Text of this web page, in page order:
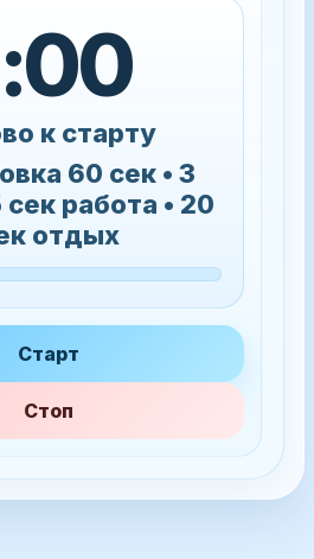
к старту
60 сек • 3
сек работа • 20
отдых
Старт
Стоп